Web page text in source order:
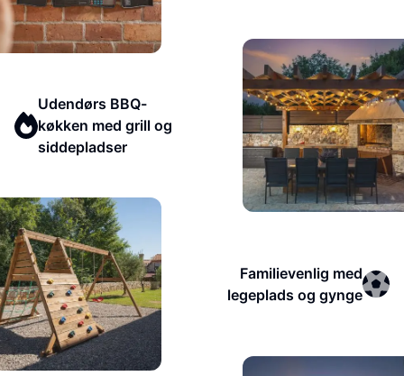
Udendørs BBQ-
køkken med grill og
siddepladser
Familievenlig med
legeplads og gynge